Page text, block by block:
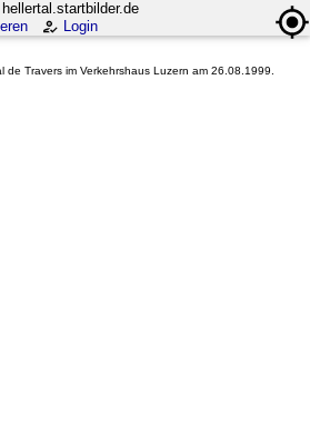
hellertal.startbilder.de
Login
de Travers im Verkehrshaus Luzern am 26.08.1999.